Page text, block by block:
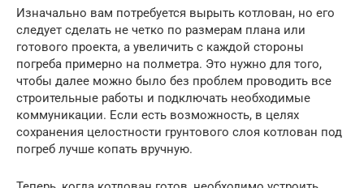
Изначально вам потребуется вырыть котлован, но его
следует сделать не четко по размерам плана или
готового проекта, а увеличить с каждой стороны
погреба примерно на полметра. Это нужно для того,
чтобы далее можно было без проблем проводить все
строительные работы и подключать необходимые
коммуникации. Если есть возможность, в целях
сохранения целостности грунтового слоя котлован под
погреб лучше копать вручную.